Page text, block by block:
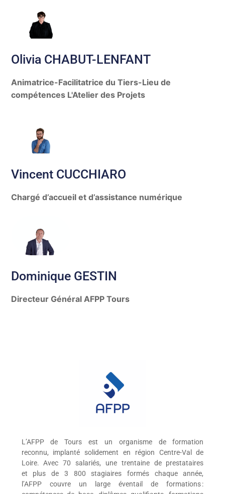
Olivia CHABUT-LENFANT
Animatrice-Facilitatrice du Tiers-Lieu de
compétences L'Atelier des Projets
Vincent CUCCHIARO
Chargé d’accueil et d’assistance numérique
Dominique GESTIN
Directeur Général AFPP Tours
L’AFPP de Tours est un organisme de formation
reconnu, implanté solidement en région Centre-Val de
Loire. Avec 70 salariés, une trentaine de prestataires
et plus de 3 800 stagiaires formés chaque année,
l’AFPP couvre un large éventail de formations :